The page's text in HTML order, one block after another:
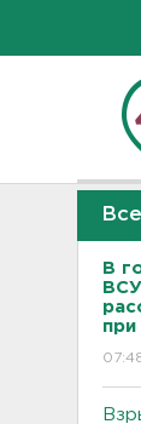
В
при